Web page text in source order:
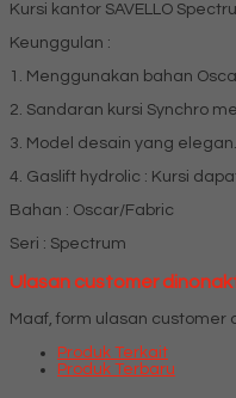
Kursi kantor SAVELLO
Keunggulan :
1. Menggunakan bahan
2. Sandaran kursi Synchro
3. Model desain yang elegan.
4. Gaslift hydrolic : Kursi
Bahan : Oscar/Fabric
Seri : Spectrum
Ulasan customer
Maaf, form ulasan customer
Produk Terkait
Produk Terbaru